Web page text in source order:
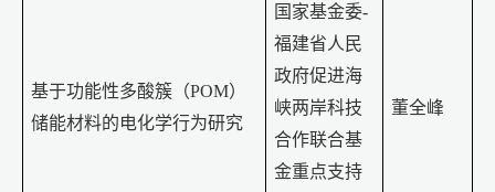
基于功能性多酸簇（POM）
储能材料的电化学行为研究
国家基金委-
福建省人民
政府促进海
峡两岸科技
合作联合基
金重点支持
董全峰